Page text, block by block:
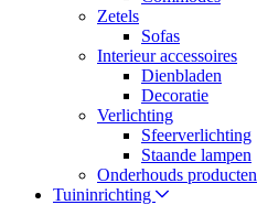
Zetels
Sofas
Interieur accessoires
Dienbladen
Decoratie
Verlichting
Sfeerverlichting
Staande lampen
Onderhouds producten
Tuininrichting